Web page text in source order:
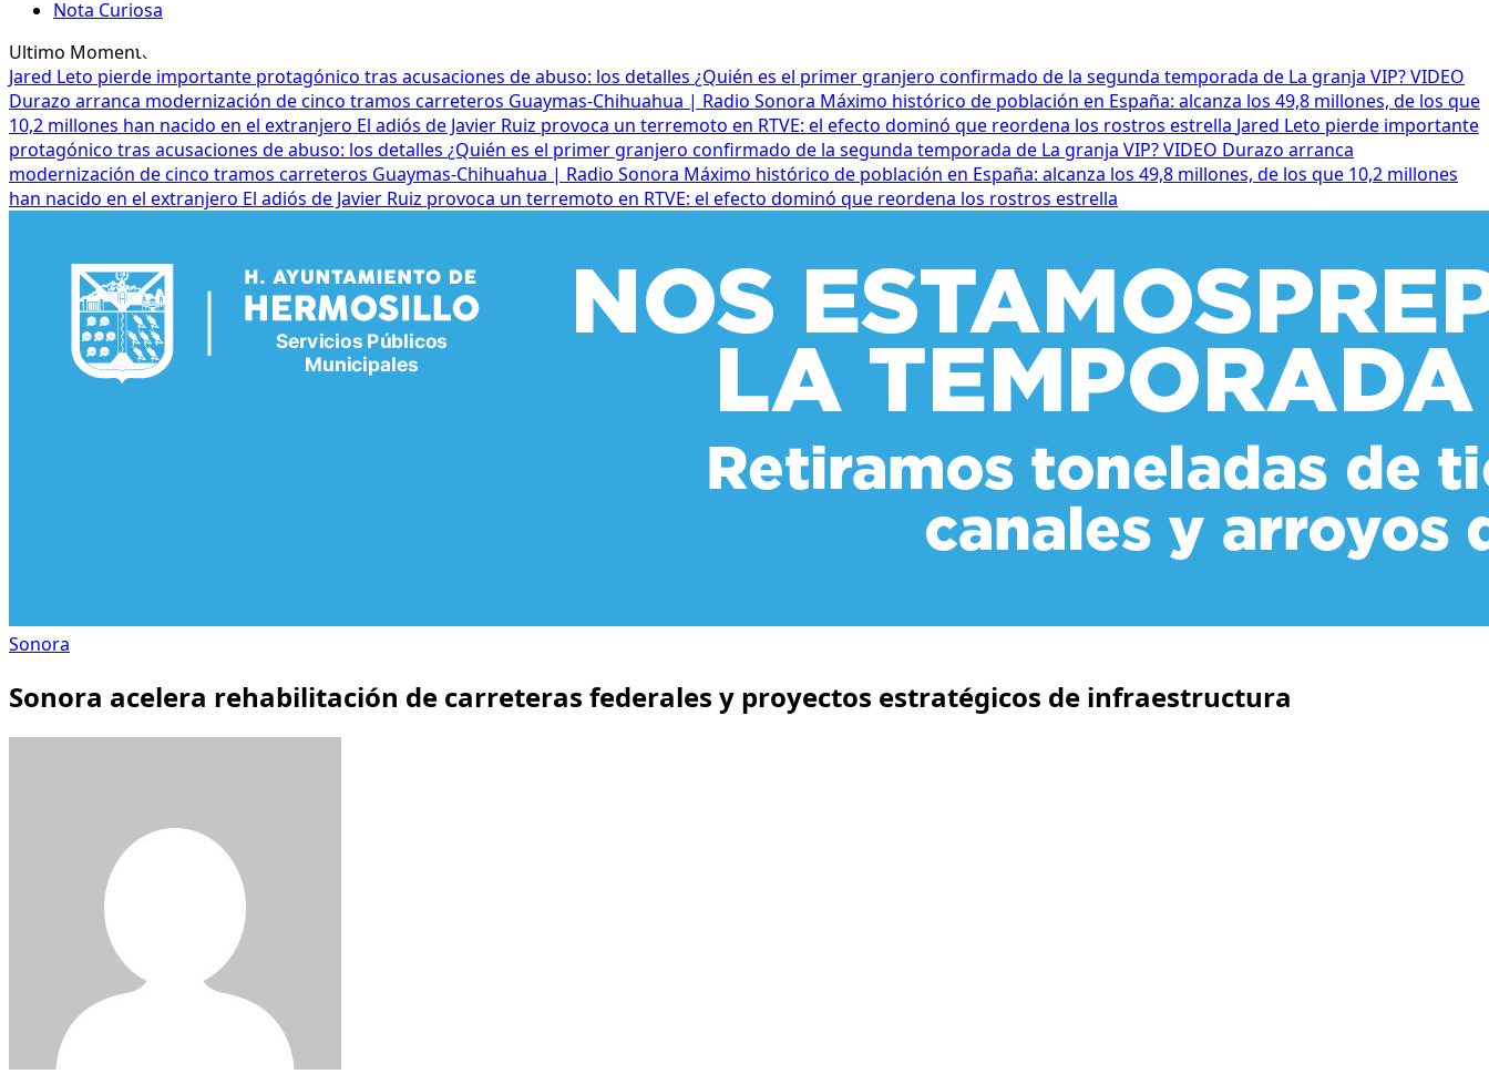
Nota Curiosa
Ultimo Momento
Jared Leto pierde importante protagónico tras acusaciones de abuso: los detalles ¿Quién es el primer granjero confirmado de la segunda temporada de La granja VIP? VIDEO
Durazo arranca modernización de cinco tramos carreteros Guaymas-Chihuahua | Radio Sonora Máximo histórico de población en España: alcanza los 49,8 millones, de los que
10,2 millones han nacido en el extranjero El adiós de Javier Ruiz provoca un terremoto en RTVE: el efecto dominó que reordena los rostros estrella Jared Leto pierde importante
protagónico tras acusaciones de abuso: los detalles ¿Quién es el primer granjero confirmado de la segunda temporada de La granja VIP? VIDEO Durazo arranca
modernización de cinco tramos carreteros Guaymas-Chihuahua | Radio Sonora Máximo histórico de población en España: alcanza los 49,8 millones, de los que 10,2 millones
han nacido en el extranjero El adiós de Javier Ruiz provoca un terremoto en RTVE: el efecto dominó que reordena los rostros estrella
Sonora
Sonora acelera rehabilitación de carreteras federales y proyectos estratégicos de infraestructura